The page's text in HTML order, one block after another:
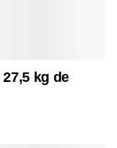
kg de